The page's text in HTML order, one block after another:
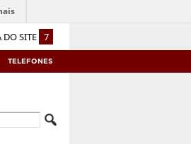
DO SITE 7
TELEFONES